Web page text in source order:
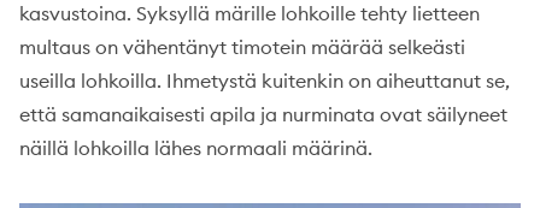
kasvustoina. Syksyllä märille lohkoille tehty lietteen
multaus on vähentänyt timotein määrää selkeästi
useilla lohkoilla. Ihmetystä kuitenkin on aiheuttanut se,
että samanaikaisesti apila ja nurminata ovat säilyneet
näillä lohkoilla lähes normaali määrinä.